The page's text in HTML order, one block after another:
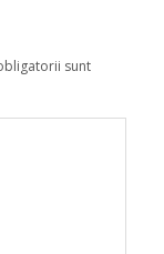
sunt